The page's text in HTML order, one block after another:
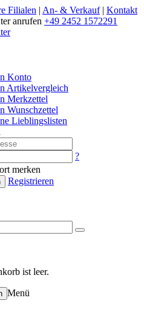
Filialen | An- & Verkauf| Kontakt
+49 2452 1572291
Konto
Artikelvergleich
Merkzettel
Wunschzettel
Lieblingslisten
?
merken
Registrieren
ist leer.
Menü